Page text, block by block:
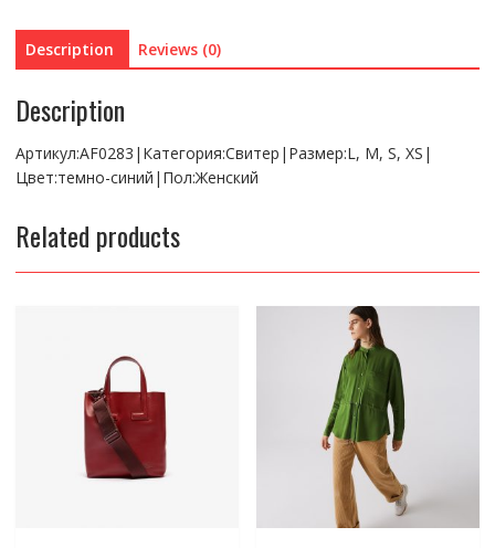
Description Reviews (0)
Description
Артикул:AF0283|Категория:Свитер|Размер:L, M, S, XS|
Цвет:темно-синий|Пол:Женский
Related products